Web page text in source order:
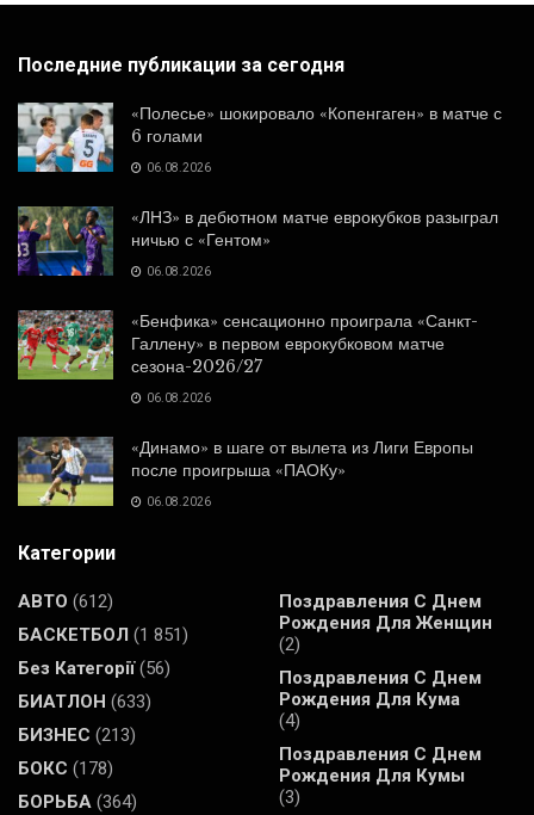
Последние публикации за сегодня
«Полесье» шокировало «Копенгаген» в матче с
6 голами
06.08.2026
«ЛНЗ» в дебютном матче еврокубков разыграл
ничью с «Гентом»
06.08.2026
«Бенфика» сенсационно проиграла «Санкт-
Галлену» в первом еврокубковом матче
сезона-2026/27
06.08.2026
«Динамо» в шаге от вылета из Лиги Европы
после проигрыша «ПАОКу»
06.08.2026
Категории
АВТО (612)
БАСКЕТБОЛ (1 851)
Без Категорії(56)
БИАТЛОН (633)
БИЗНЕС (213)
БОКС (178)
БОРЬБА (364)
Поздравления С Днем
Рождения Для Женщин
(2)
Поздравления С Днем
Рождения Для Кума
(4)
Поздравления С Днем
Рождения Для Кумы
(3)